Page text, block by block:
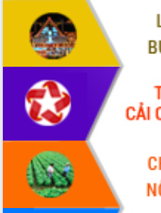
Lấy ý kiến điều chỉnh Quy hoạch tỉnh
Đắk Lắk thời kỳ 2021-2030, tầm nhìn
đến năm 2050
Phát động chiến dịch 30 ngày đêm
giải phóng mặt bằng Tuyến đường bộ
ven biển
Đắk Lắk nỗ lực thúc đẩy tăng trưởng
kinh tế từ 10% trở lên trong Quý
II/2026
Đắk Lắk ký kết thỏa thuận hợp tác về
chuyển đổi số giai đoạn 2026 – 2030
với Tập đoàn Bưu chính Viễn thông
Việt Nam